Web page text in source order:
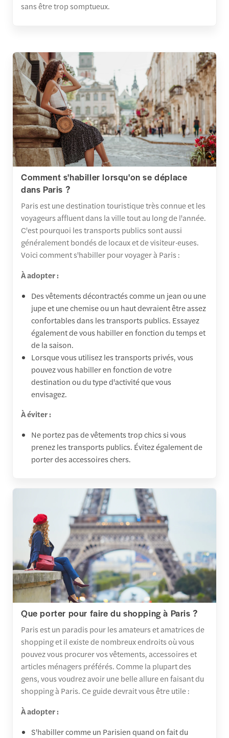
sans être trop somptueux.
Comment s'habiller lorsqu'on se déplace
dans Paris ?
Paris est une destination touristique très connue et les
voyageurs affluent dans la ville tout au long de l'année.
C'est pourquoi les transports publics sont aussi
généralement bondés de locaux et de visiteur·euses.
Voici comment s'habiller pour voyager à Paris :
À adopter :
Des vêtements décontractés comme un jean ou une
jupe et une chemise ou un haut devraient être assez
confortables dans les transports publics. Essayez
également de vous habiller en fonction du temps et
de la saison.
Lorsque vous utilisez les transports privés, vous
pouvez vous habiller en fonction de votre
destination ou du type d'activité que vous
envisagez.
À éviter :
Ne portez pas de vêtements trop chics si vous
prenez les transports publics. Évitez également de
porter des accessoires chers.
Que porter pour faire du shopping à Paris ?
Paris est un paradis pour les amateurs et amatrices de
shopping et il existe de nombreux endroits où vous
pouvez vous procurer vos vêtements, accessoires et
articles ménagers préférés. Comme la plupart des
gens, vous voudrez avoir une belle allure en faisant du
shopping à Paris. Ce guide devrait vous être utile :
À adopter :
S'habiller comme un Parisien quand on fait du